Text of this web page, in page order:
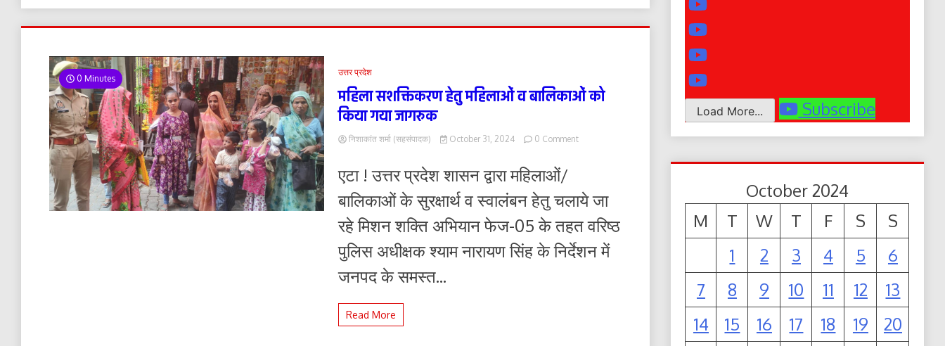
0 Minutes
उत्तर प्रदेश
महिला सशक्तिकरण हेतु महिलाओं व बालिकाओं को
किया गया जागरुक
निशाकांत शर्मा (सहसंपादक) October 31, 2024 0 Commenton
महिलाओं
व
को
गया
एटा ! उत्तर प्रदेश शासन द्वारा महिलाओं/
बालिकाओं के सुरक्षार्थ व स्वालंबन हेतु चलाये जा
रहे मिशन शक्ति अभियान फेज-05 के तहत वरिष्ठ
पुलिस अधीक्षक श्याम नारायण सिंह के निर्देशन में
जनपद के समस्त...
Read More
Load More... Subscribe
October 2024
M
T W T F S
S
1
2 3 4 5
6
7
8 9 10 11 12
13
14
15 16 17 18 19
20